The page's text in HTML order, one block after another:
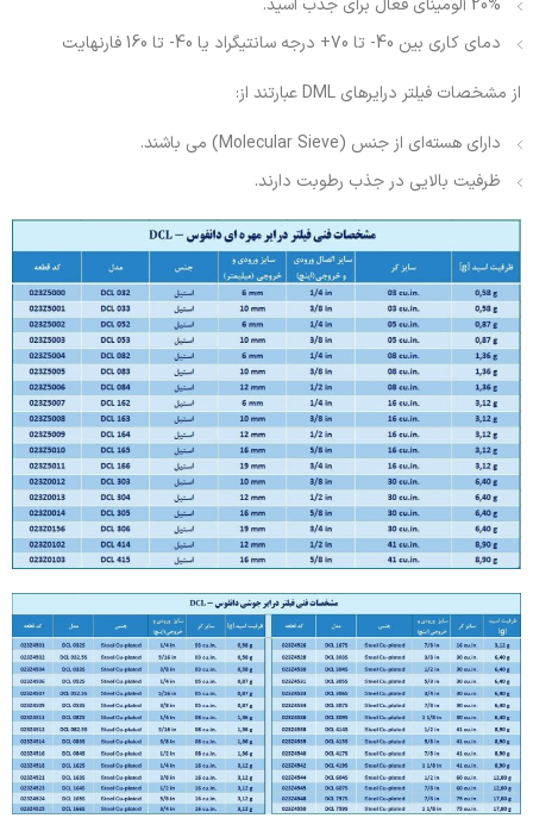
20% آلومینای فعال برای جذب اسید.
دمای کاری بین 40- تا 70+ درجه سانتیگراد یا 40- تا 160 فارنهایت
از مشخصات فیلتر درایرهای DML عبارتند از:
دارای هسته‌‌ای از جنس (Molecular Sieve) می باشند.
ظرفیت بالایی در جذب رطوبت دارند.